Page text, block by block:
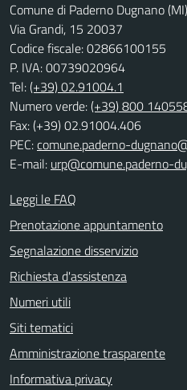
Comune di Paderno Dugnano (MI)
Via Grandi, 15 20037
Codice fiscale: 02866100155
P. IVA: 00739020964
Tel:(+39) 02.91004.1
Numero verde:(+39) 800
Fax: (+39) 02.91004.406
PEC:comune.paderno-
E-mail: urp@comune.paderno-
Leggi le FAQ
Prenotazione appuntamento
Segnalazione disservizio
Richiesta d'assistenza
Numeri utili
Siti tematici
Amministrazione trasparente
Informativa privacy